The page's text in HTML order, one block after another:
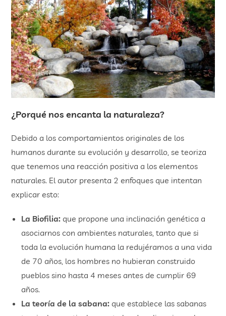
¿Porqué nos encanta la naturaleza?
Debido a los comportamientos originales de los
humanos durante su evolución y desarrollo, se teoriza
que tenemos una reacción positiva a los elementos
naturales. El autor presenta 2 enfoques que intentan
explicar esto:
La Biofilia: que propone una inclinación genética a
asociarnos con ambientes naturales, tanto que si
toda la evolución humana la redujéramos a una vida
de 70 años, los hombres no hubieran construido
pueblos sino hasta 4 meses antes de cumplir 69
años.
La teoría de la sabana: que establece las sabanas